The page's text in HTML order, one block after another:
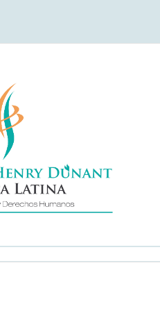
Latina